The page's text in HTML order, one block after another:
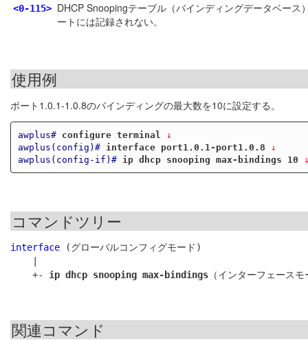
<0-115> DHCP Snoopingテーブル（バインディングデータベー
ートには記録されない。
使用例
ポート1.0.1-1.0.8のバインディングの最大数を10に設定する。
awplus# configure terminal
↓
awplus(config)#
interface port1.0.1-port1.0.8 ↓
awplus(config-if)#
ip dhcp snooping max-bindings 10
コマンドツリー
interface (グローバルコンフィグモード)
    +-
ip dhcp snooping max-bindings
関連コマンド